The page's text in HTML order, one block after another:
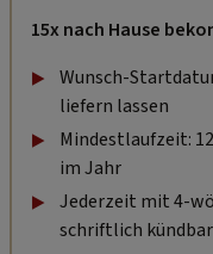
15x nach Hause
Wunsch-
liefern lassen
Mindestlaufzeit:
im Jahr
Jederzeit mit 4-
schriftlich